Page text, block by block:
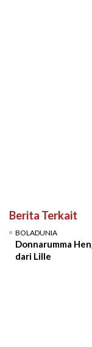
Berita Terkait
BOLADUNIA
Donnarumma
dari Lille